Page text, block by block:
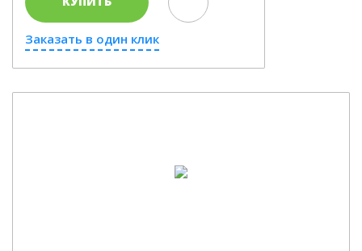
Заказать в один клик